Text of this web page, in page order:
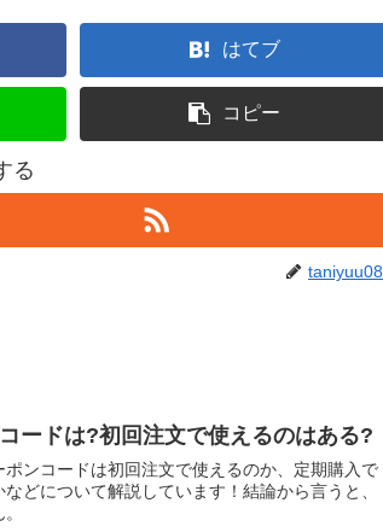
はてブ
コピー
る
taniyuu08
ードは?初回注文で使えるのはある?
ンコードは初回注文で使えるのか、定期購入で
どについて解説しています！結論から言うと、